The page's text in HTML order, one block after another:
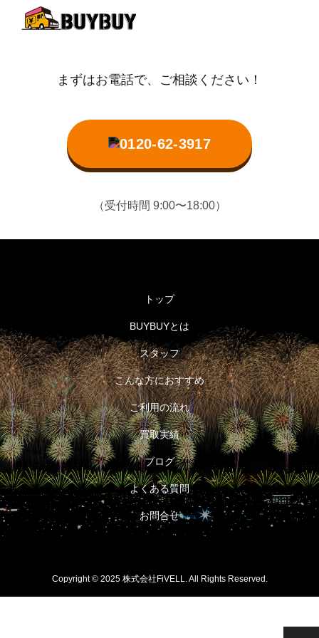
まずはお電話で、ご相談ください！
0120-62-3917
（受付時間 9:00〜18:00）
トップ
BUYBUYとは
スタッフ
こんな方におすすめ
ご利用の流れ
買取実績
ブログ
よくある質問
お問合せ
Copyright © 2025 株式会社FiVELL. All Rights Reserved.
無料相談 0120-
LINE登録